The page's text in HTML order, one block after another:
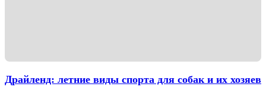
Драйленд: летние виды спорта для собак и их хозяев